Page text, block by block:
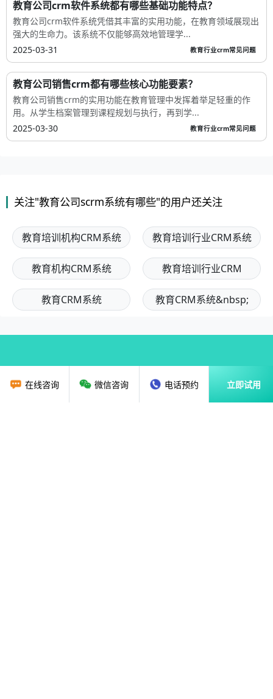
教育公司crm软件系统都有哪些基础功能特点？
教育公司crm软件系统凭借其丰富的实用功能，在教育领域展现出
强大的生命力。该系统不仅能够高效地管理学...
2025-03-31
教育行业crm常见问题
教育公司销售crm都有哪些核心功能要素？
教育公司销售crm的实用功能在教育管理中发挥着举足轻重的作
用。从学生档案管理到课程规划与执行，再到学...
2025-03-30
教育行业crm常见问题
关注"教育公司scrm系统有哪些"的用户还关注
教育培训机构CRM系统 教育培训行业CRM系统
教育机构CRM系统 教育培训行业CRM
教育CRM系统 教育CRM系统&nbsp;
在线咨询 微信咨询 电话预约 立即试用